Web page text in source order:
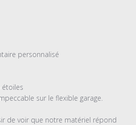
personnalisé
étoiles
de voir que notre matériel répond